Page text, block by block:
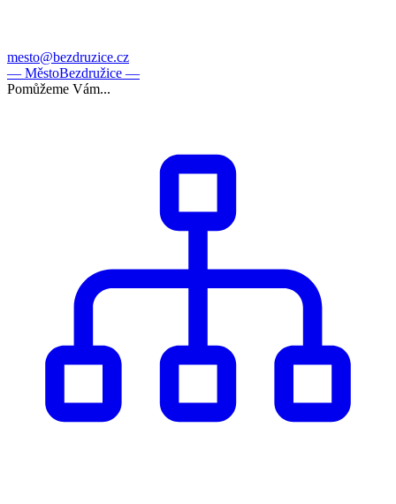
mesto@bezdruzice.cz
— MěstoBezdružice —
Pomůžeme Vám...